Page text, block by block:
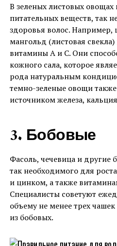
В зеленых листовых овощах
питательных веществ, так
здоровья волос. Например,
мангольд (листовая
витамины А и С. Они
кожного сала, которое
рода натуральным
темно-зеленые овощи
источником железа,
3. Бобовые
Фасоль, чечевица и другие
так необходимого для
и цинком, а также
Специалисты советуют
объему не менее трех
из бобовых.